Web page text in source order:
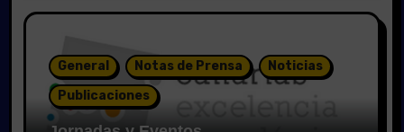
General Notas de Prensa
Noticias
Publicaciones